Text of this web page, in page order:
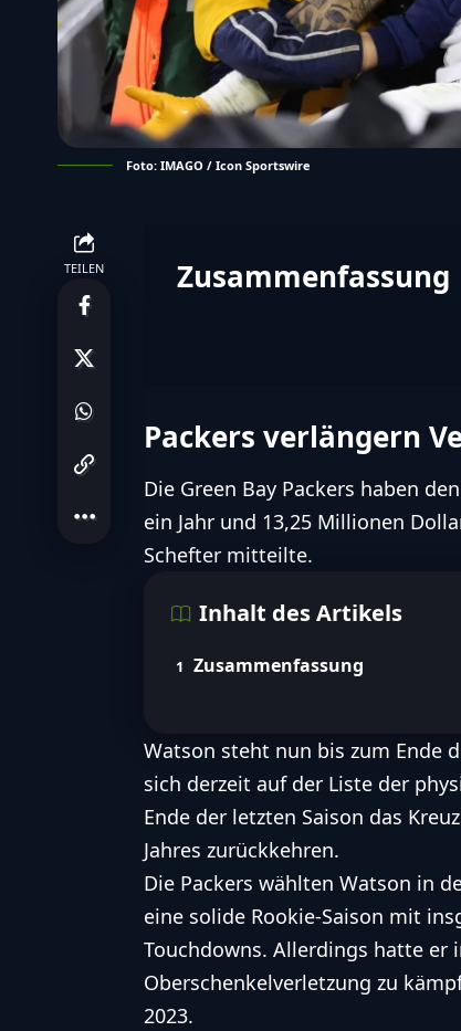
Foto: IMAGO / Icon Sportswire
TEILEN Zusammenfassung
Lies den Artikel um noch
Watsons Entwicklung nach
Die Rolle von Watson im
FootballR AI Services für barrierefreien Zugang zu den
Packers verlängern
Die Green Bay Packers haben
ein Jahr und 13,25 Millionen
Schefter mitteilte.
Inhalt des Artikels
Zusammenfassung
Watson steht nun bis zum Ende
sich derzeit auf der Liste der
Ende der letzten Saison das
Jahres zurückkehren.
Die Packers wählten Watson in
eine solide Rookie-Saison mit
Touchdowns. Allerdings hatte er
Oberschenkelverletzung zu
2023.